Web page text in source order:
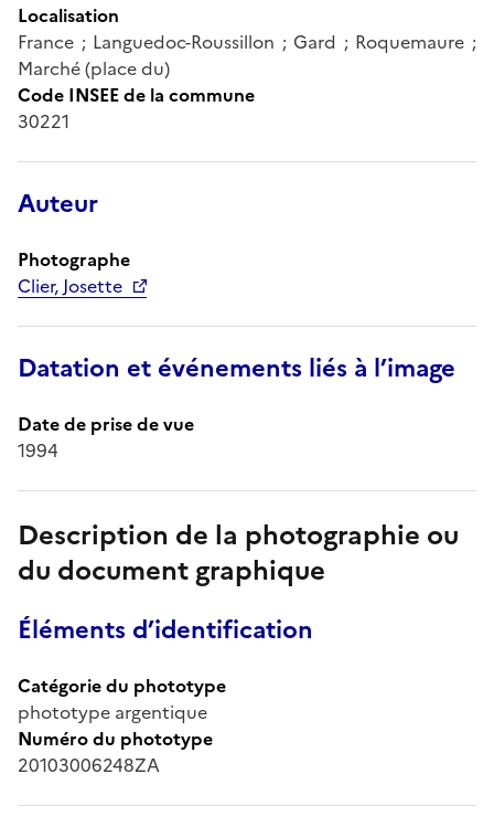
Localisation
France ; Languedoc-Roussillon ; Gard ; Roquemaure ;
Marché (place du)
Code INSEE de la commune
30221
Auteur
Photographe
Clier, Josette
Datation et événements liés à l’image
Date de prise de vue
1994
Description de la photographie ou
du document graphique
Éléments d’identification
Catégorie du phototype
phototype argentique
Numéro du phototype
20103006248ZA